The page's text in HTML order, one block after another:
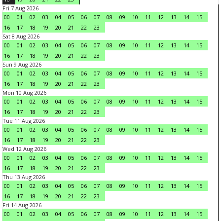
Fri 7 Aug 2026
00
01 02 03 04 05 06 07 08 09 10 11 12 13 14
15
16
17 18 19 20 21 22
23
Sat 8 Aug 2026
00
01 02 03 04 05 06 07 08 09 10 11 12 13 14
15
16
17 18 19 20 21 22
23
Sun 9 Aug 2026
00
01 02 03 04 05 06 07 08 09 10 11 12 13 14
15
16
17 18 19 20 21 22
23
Mon 10 Aug 2026
00
01 02 03 04 05 06 07 08 09 10 11 12 13 14
15
16
17 18 19 20 21 22
23
Tue 11 Aug 2026
00
01 02 03 04 05 06 07 08 09 10 11 12 13 14
15
16
17 18 19 20 21 22
23
Wed 12 Aug 2026
00
01 02 03 04 05 06 07 08 09 10 11 12 13 14
15
16
17 18 19 20 21 22
23
Thu 13 Aug 2026
00
01 02 03 04 05 06 07 08 09 10 11 12 13 14
15
16
17 18 19 20 21 22
23
Fri 14 Aug 2026
00
01 02 03 04 05 06 07 08 09 10 11 12 13 14
15